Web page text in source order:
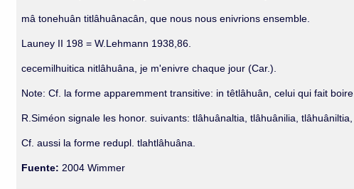
mâ tonehuân titlâhuânacân, que nous nous enivrions ensemble.
Launey II 198 = W.Lehmann 1938,86.
cecemilhuitica nitlâhuâna, je m'enivre chaque jour (Car.).
Note: Cf. la forme apparemment transitive: in têtlâhuân, celui qui fait
R.Siméon signale les honor. suivants: tlâhuânaltia, tlâhuânilia,
Cf. aussi la forme redupl. tlahtlâhuâna.
Fuente: 2004 Wimmer